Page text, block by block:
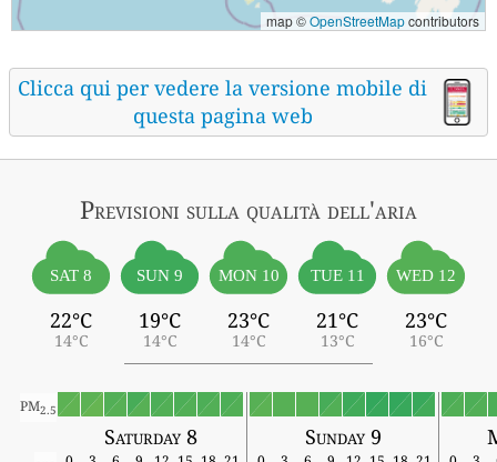
map ©OpenStreetMapcontributors
Clicca qui per vedere la versione mobile di
questa pagina web
Previsioni sulla qualità dell'aria
SAT 8
22°C
14°C
SUN 9
19°C
14°C
MON 10
23°C
14°C
TUE 11
21°C
13°C
WED 12
23°C
16°C
PM2.5
Saturday 8 Sunday 9